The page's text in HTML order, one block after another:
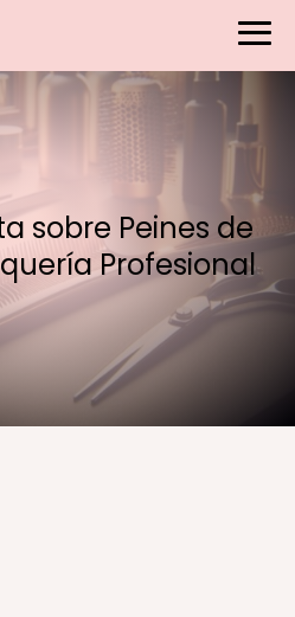
sobre Peines de
Profesional